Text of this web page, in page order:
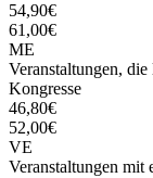
54,90€
61,00€
ME
Veranstaltungen,
Kongresse
46,80€
52,00€
VE
Veranstaltungen mit